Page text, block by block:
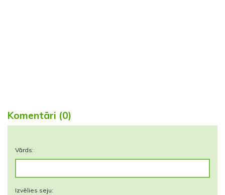
Komentāri (0)
Vārds:
Izvēlies seju: